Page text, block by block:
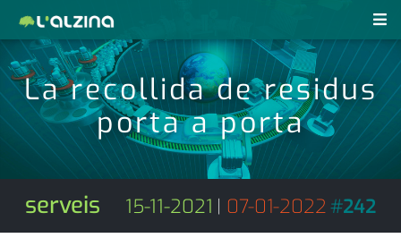
notícies
últimes notícies
activitats
agenda
revistes pdf
anunciants
subscripció
La recollida de residus
porta a porta
serveis 15-11-2021 | 07-01-2022#242